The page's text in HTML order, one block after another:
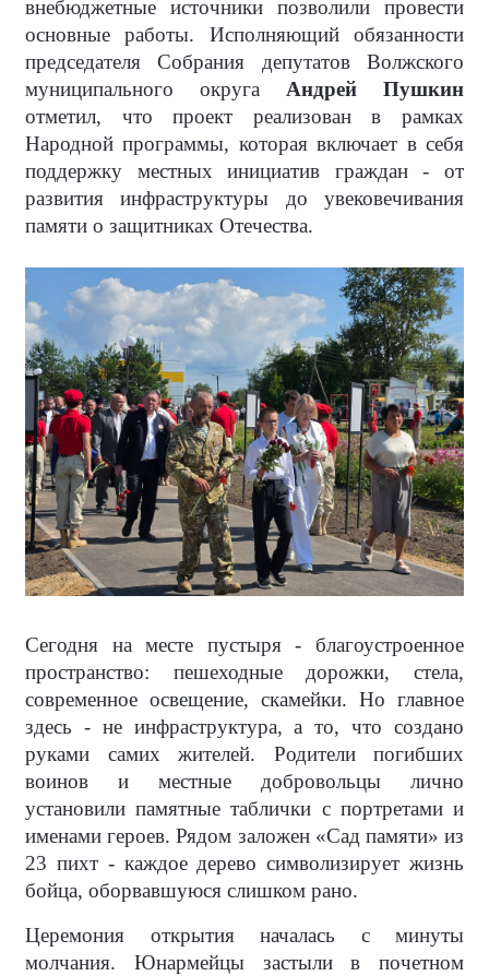
внебюджетные источники позволили провести
основные работы. Исполняющий обязанности
председателя Собрания депутатов Волжского
муниципального округа Андрей Пушкин
отметил, что проект реализован в рамках
Народной программы, которая включает в себя
поддержку местных инициатив граждан - от
развития инфраструктуры до увековечивания
памяти о защитниках Отечества.
Сегодня на месте пустыря - благоустроенное
пространство: пешеходные дорожки, стела,
современное освещение, скамейки. Но главное
здесь - не инфраструктура, а то, что создано
руками самих жителей. Родители погибших
воинов и местные добровольцы лично
установили памятные таблички с портретами и
именами героев. Рядом заложен «Сад памяти» из
23 пихт - каждое дерево символизирует жизнь
бойца, оборвавшуюся слишком рано.
Церемония открытия началась с минуты
молчания. Юнармейцы застыли в почетном